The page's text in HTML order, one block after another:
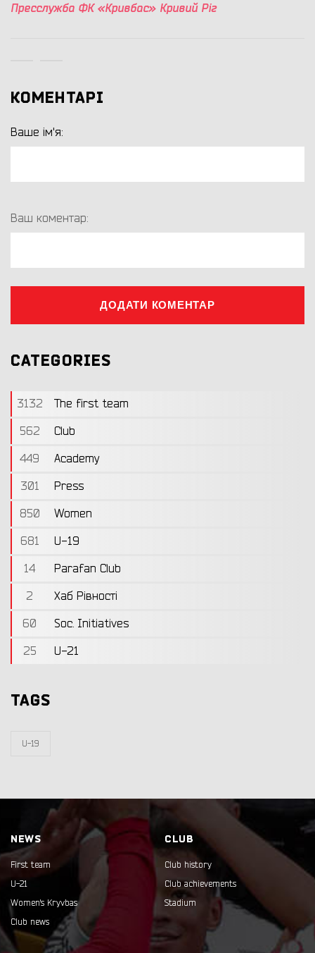
Пресслужба ФК «Кривбас» Кривий Ріг
КОМЕНТАРІ
Ваше ім'я:
Ваш коментар:
ДОДАТИ КОМЕНТАР
CATEGORIES
3132
The first team
562
Club
449
Academy
301
Press
850
Women
681
U-19
14
Parafan Club
2
Хаб Рівності
60
Soc. Initiatives
25
U-21
TAGS
U-19
NEWS
First team
U-21
Women's Kryvbas
Club news
CLUB
Club history
Club achievements
Stadium